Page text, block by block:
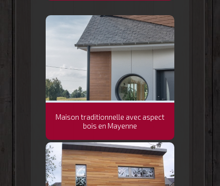
Maison traditionnelle avec aspect
bois en Mayenne